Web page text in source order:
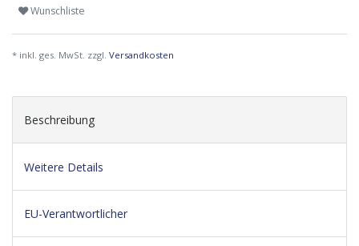
Wunschliste
* inkl. ges. MwSt. zzgl. Versandkosten
Beschreibung
Weitere Details
EU-Verantwortlicher